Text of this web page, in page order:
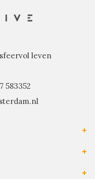
leven
583352